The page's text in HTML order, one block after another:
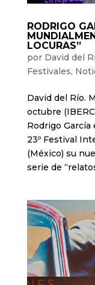
RODRIGO
LOCURAS”
por David del
Festivales,
David del Río.
octubre
Rodrigo
23º Festival
(México) su
serie de